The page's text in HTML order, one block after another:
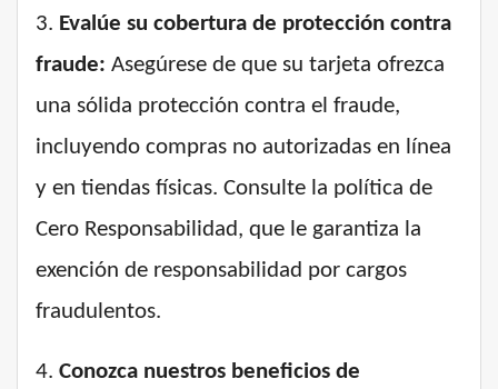
3. Evalúe su cobertura de protección contra
fraude: Asegúrese de que su tarjeta ofrezca
una sólida protección contra el fraude,
incluyendo compras no autorizadas en línea
y en tiendas físicas. Consulte la política de
Cero Responsabilidad, que le garantiza la
exención de responsabilidad por cargos
fraudulentos.
4. Conozca nuestros beneficios de